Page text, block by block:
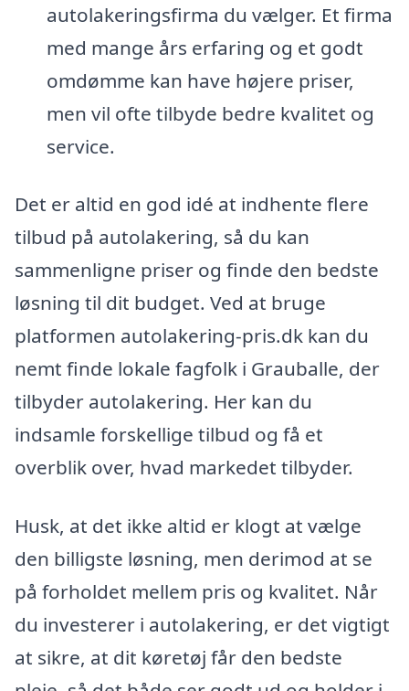
autolakeringsfirma du vælger. Et firma
med mange års erfaring og et godt
omdømme kan have højere priser,
men vil ofte tilbyde bedre kvalitet og
service.
Det er altid en god idé at indhente flere
tilbud på autolakering, så du kan
sammenligne priser og finde den bedste
løsning til dit budget. Ved at bruge
platformen autolakering-pris.dk kan du
nemt finde lokale fagfolk i Grauballe, der
tilbyder autolakering. Her kan du
indsamle forskellige tilbud og få et
overblik over, hvad markedet tilbyder.
Husk, at det ikke altid er klogt at vælge
den billigste løsning, men derimod at se
på forholdet mellem pris og kvalitet. Når
du investerer i autolakering, er det vigtigt
at sikre, at dit køretøj får den bedste